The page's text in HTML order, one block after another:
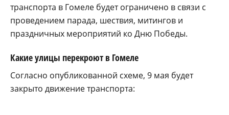
транспорта в Гомеле будет ограничено в связи с
проведением парада, шествия, митингов и
праздничных мероприятий ко Дню Победы.
Какие улицы перекроют в Гомеле
Согласно опубликованной схеме, 9 мая будет
закрыто движение транспорта: